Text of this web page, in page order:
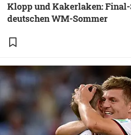
Klopp und Kakerlaken:
deutschen WM-Sommer